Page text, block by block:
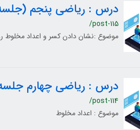
درس : ریاضی پنجم (جلسه دوم) شماره 1
/post-115
موضوع :نشان دادن کسر و اعداد مخلوط
درس : ریاضی چهارم جلسه دوم شماره 2
/post-114
موضوع : اعداد مخلوط